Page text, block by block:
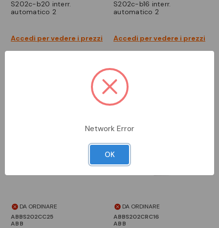
s202c-b20 interr.
automatico 2
Accedi per vedere i prezzi
s202c-b16 interr.
automatico 2
Accedi per vedere i prezzi
DA ORDINARE
ABBS202CC25
ABB
DA ORDINARE
ABBS202CRC16
ABB
Network Error
OK